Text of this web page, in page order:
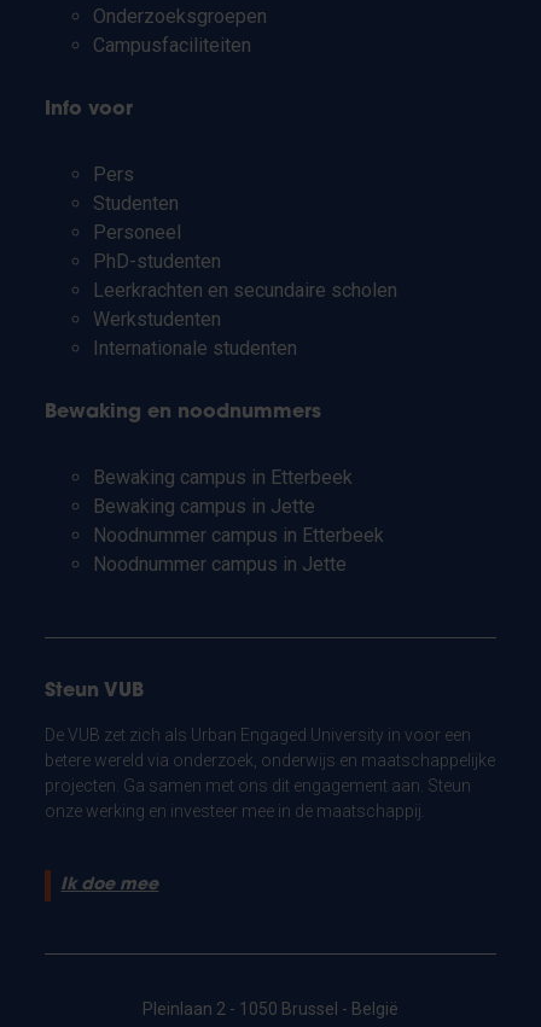
Onderzoeksgroepen
Campusfaciliteiten
Info voor
Pers
Studenten
Personeel
PhD-studenten
Leerkrachten en secundaire scholen
Werkstudenten
Internationale studenten
Bewaking en noodnummers
Bewaking campus in Etterbeek
Bewaking campus in Jette
Noodnummer campus in Etterbeek
Noodnummer campus in Jette
Steun VUB
De VUB zet zich als Urban Engaged University in voor een
betere wereld via onderzoek, onderwijs en maatschappelijke
projecten. Ga samen met ons dit engagement aan. Steun
onze werking en investeer mee in de maatschappij.
Ik doe mee
Pleinlaan 2 - 1050 Brussel - België